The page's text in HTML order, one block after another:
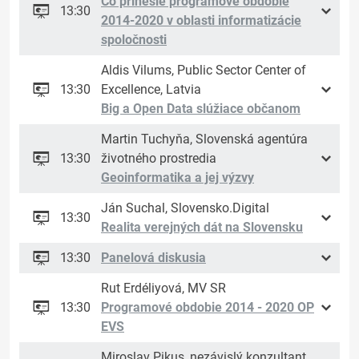
13:30
2014-2020 v oblasti informatizácie
spoločnosti
13:30
Aldis Vilums, Public Sector Center of
Excellence, Latvia
Big a Open Data slúžiace občanom
13:30
Martin Tuchyňa, Slovenská agentúra
životného prostredia
Geoinformatika a jej výzvy
13:30
Ján Suchal, Slovensko.Digital
Realita verejných dát na Slovensku
13:30
Panelová diskusia
13:30
Rut Erdéliyová, MV SR
Programové obdobie 2014 - 2020 OP
EVS